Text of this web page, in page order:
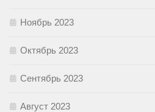
Ноябрь 2023
Октябрь 2023
Сентябрь 2023
Август 2023